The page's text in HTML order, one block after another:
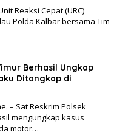
Reaksi Cepat (URC)
Polda Kalbar bersama Tim
Berhasil Ungkap
Ditangkap di
– Sat Reskrim Polsek
mengungkap kasus
motor…